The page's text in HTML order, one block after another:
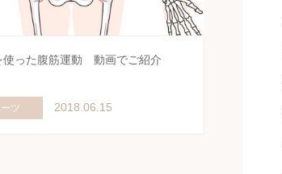
使った腹筋運動 動画でご紹介
ツ 2018.06.15